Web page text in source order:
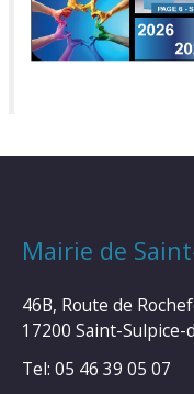
Mairie de
46B, Route de
17200 Saint-Sulpice-
Tel: 05 46 39 05 07